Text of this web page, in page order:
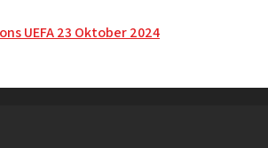
UEFA 23 Oktober 2024